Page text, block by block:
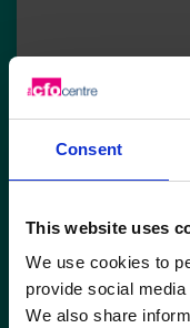
Consent
This website uses
We use cookies to
provide social
We also share